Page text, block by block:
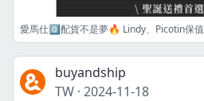
buyandship
TW · 2024-11-18